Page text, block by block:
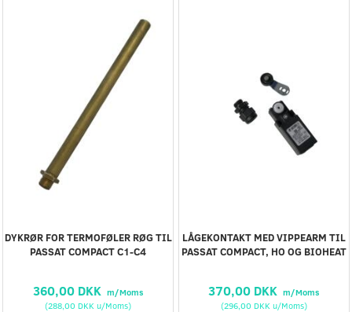
DYKRØR FOR TERMOFØLER RØG TIL
PASSAT COMPACT C1-C4
360,00 DKK m/Moms
(288,00 DKK u/Moms)
LÅGEKONTAKT MED VIPPEARM TIL
PASSAT COMPACT, HO OG BIOHEAT
370,00 DKK m/Moms
(296,00 DKK u/Moms)